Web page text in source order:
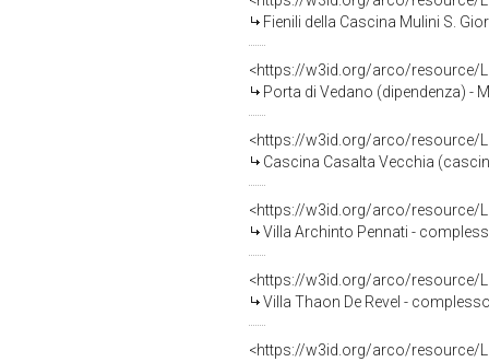
Fienili della Cascina Mulini S.
<https://w3id.org/arco/resource/
Porta di Vedano (dipendenza) -
<https://w3id.org/arco/resource/
Cascina Casalta Vecchia
<https://w3id.org/arco/resource/
Villa Archinto Pennati -
<https://w3id.org/arco/resource/
Villa Thaon De Revel -
<https://w3id.org/arco/resource/